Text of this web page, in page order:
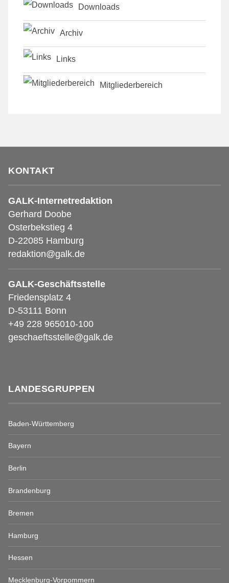
Downloads
Archiv
Links
Mitgliederbereich
KONTAKT
GALK-Internetredaktion
Gerhard Doobe
Osterbekstieg 4
D-22085 Hamburg
redaktion@galk.de
GALK-Geschäftsstelle
Friedensplatz 4
D-53111 Bonn
+49 228 965010-100
geschaeftsstelle@galk.de
LANDESGRUPPEN
Baden-Württemberg
Bayern
Berlin
Brandenburg
Bremen
Hamburg
Hessen
Mecklenburg-Vorpommern